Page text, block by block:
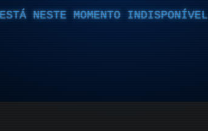
NESTE MOMENTO INDISPONÍVEL